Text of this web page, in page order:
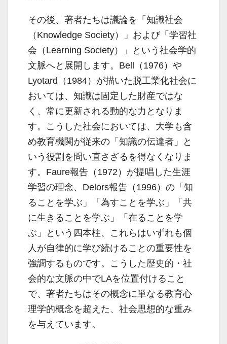
その後、著者たちは議論を「知識社会
（Knowledge Society）」および「学習社
会（Learning Society）」という社会学的
文脈へと展開します。Bell（1976）や
Lyotard（1984）が描いた脱工業化社会に
おいては、知識は固定した財産ではな
く、常に更新される動的な力となりま
す。こうした社会においては、大学も含
め教育機関が従来の「知識の伝達者」と
いう役割を問い直さざるを得なくなりま
す。Faure報告（1972）が提唱した生涯
学習の理念、Delors報告（1996）の「知
ることを学ぶ」「為すことを学ぶ」「共
に生きることを学ぶ」「在ることを学
ぶ」という四本柱、これらはいずれも個
人が自律的に学び続けることの重要性を
強調するものです。こうした歴史的・社
会的な文脈の中でLAを位置付けること
で、著者たちはその概念に単なる教育心
理学的概念を超えた、社会思想的な重み
を与えています。